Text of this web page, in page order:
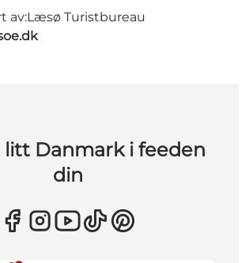
av:Læsø Turistbureau
litt Danmark i feeden
din